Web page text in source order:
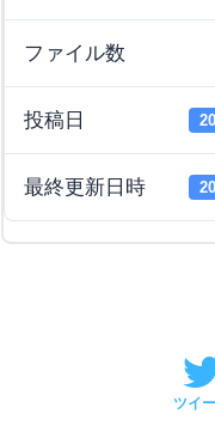
ファイル数
投稿日
最終更新日時
ツイ